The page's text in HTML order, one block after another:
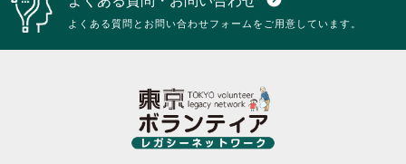
よくある質問とお問い合わせフォームをご用意しています。